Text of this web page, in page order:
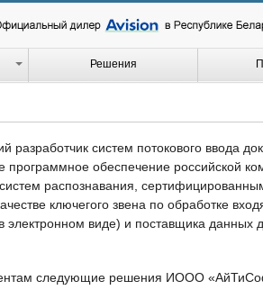
Решения
систем потокового ввода
обеспечение российской
распознавания,
ключегого звена по обработке
электронном виде) и поставщика
следующие решения ИООО